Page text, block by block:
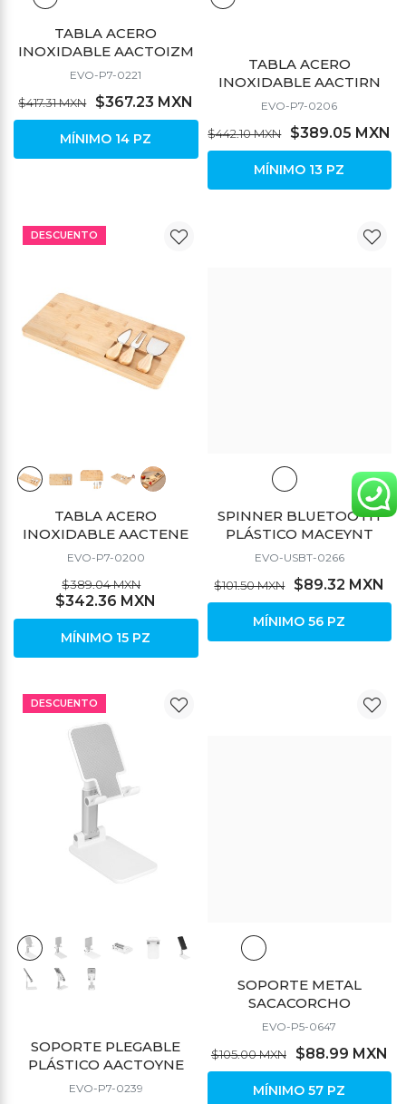
TABLA ACERO
INOXIDABLE AACTOIZM
EVO-P7-0221
$417.31 MXN $367.23 MXN
MÍNIMO 14 PZ
TABLA ACERO
INOXIDABLE AACTIRN
EVO-P7-0206
$442.10 MXN $389.05 MXN
MÍNIMO 13 PZ
DESCUENTO
TABLA ACERO
INOXIDABLE AACTENE
EVO-P7-0200
$389.04 MXN
$342.36 MXN
MÍNIMO 15 PZ
SPINNER BLUETOOTH
PLÁSTICO MACEYNT
EVO-USBT-0266
$101.50 MXN $89.32 MXN
MÍNIMO 56 PZ
DESCUENTO
SOPORTE PLEGABLE
PLÁSTICO AACTOYNE
EVO-P7-0239
SOPORTE METAL
SACACORCHO
EVO-P5-0647
$105.00 MXN $88.99 MXN
MÍNIMO 57 PZ